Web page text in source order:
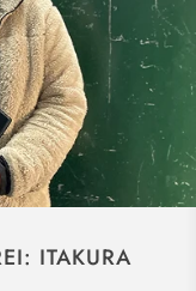
ITAKURA